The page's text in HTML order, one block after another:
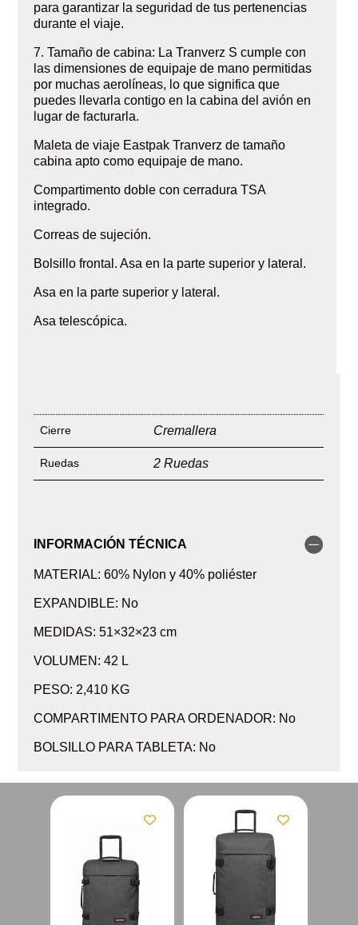
para garantizar la seguridad de tus pertenencias
durante el viaje.
7. Tamaño de cabina: La Tranverz S cumple con
las dimensiones de equipaje de mano permitidas
por muchas aerolíneas, lo que significa que
puedes llevarla contigo en la cabina del avión en
lugar de facturarla.
Maleta de viaje Eastpak Tranverz de tamaño
cabina apto como equipaje de mano.
Compartimento doble con cerradura TSA
integrado.
Correas de sujeción.
Bolsillo frontal. Asa en la parte superior y lateral.
Asa en la parte superior y lateral.
Asa telescópica.
Cierre Cremallera
Ruedas 2 Ruedas
INFORMACIÓN TÉCNICA
MATERIAL: 60% Nylon y 40% poliéster
EXPANDIBLE: No
MEDIDAS: 51×32×23 cm
VOLUMEN: 42 L
PESO: 2,410 KG
COMPARTIMENTO PARA ORDENADOR: No
BOLSILLO PARA TABLETA: No